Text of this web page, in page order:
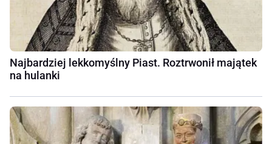
Najbardziej lekkomyślny Piast. Roztrwonił majątek
na hulanki